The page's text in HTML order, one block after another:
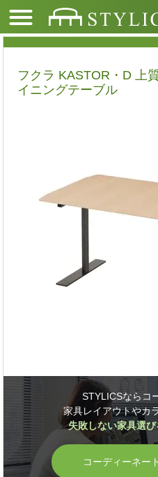
フクラ KASTOR・D 上
イニングテーブル
STYLICSならコ
家具レイアウトやカ
失敗しない家具選び
コーディーネー